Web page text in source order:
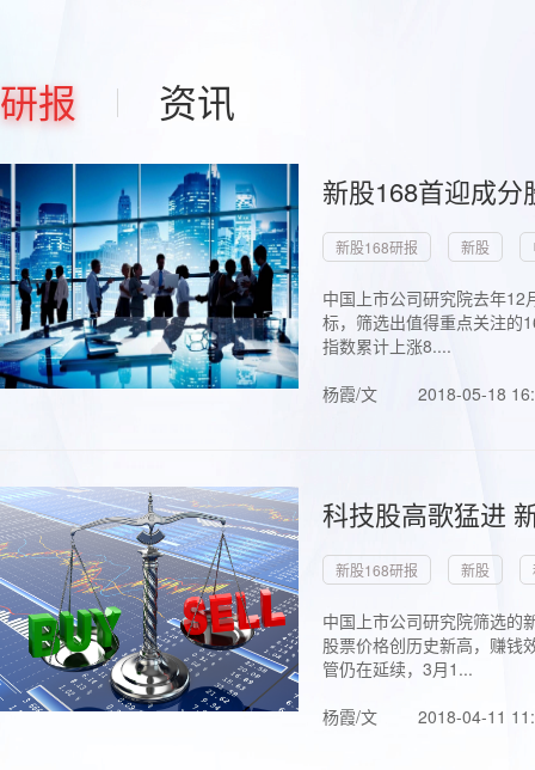
研报 资讯
新股168首迎成
新股168研报 新股
中国上市公司研究院去年
标，筛选出值得重点关注的
指数累计上涨8....
杨霞/文
2018-05-18
科技股高歌猛进
新股168研报 新股
中国上市公司研究院筛选的
股票价格创历史新高，赚钱
管仍在延续，3月1...
杨霞/文
2018-04-11